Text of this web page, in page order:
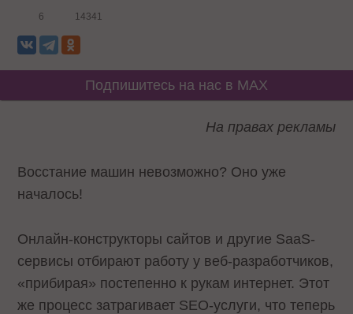
6 14341
Подпишитесь на нас в MAX
На правах рекламы
Восстание машин невозможно? Оно уже
началось!
Онлайн-конструкторы сайтов и другие SaaS-
сервисы отбирают работу у веб-разработчиков,
«прибирая» постепенно к рукам интернет. Этот
же процесс затрагивает SEO-услуги, что теперь